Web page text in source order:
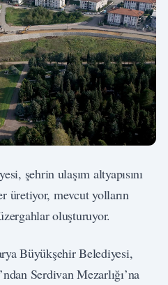
şehrin ulaşım altyapısını
üretiyor, mevcut yolların
oluşturuyor.
Büyükşehir Belediyesi,
Serdivan Mezarlığı’na